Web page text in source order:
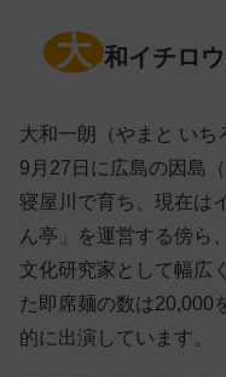
大 和イチロ
大和一朗（やまと いち
9月27日に広島の因島
寝屋川で育ち、現在は
ん亭」を運営する傍ら
文化研究家として幅広
た即席麺の数は20,000
的に出演しています。